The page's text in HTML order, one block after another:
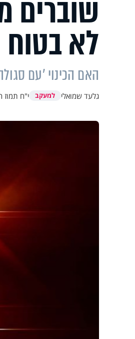
שוברים
לא בטוח
האם הכינוי 'עם
גלעד שמואלי למעקב י"ח